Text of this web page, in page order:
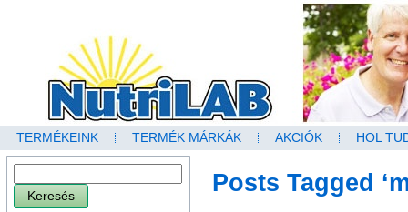
TERMÉKEINK TERMÉK MÁRKÁK AKCIÓK HOL
Posts Tagged